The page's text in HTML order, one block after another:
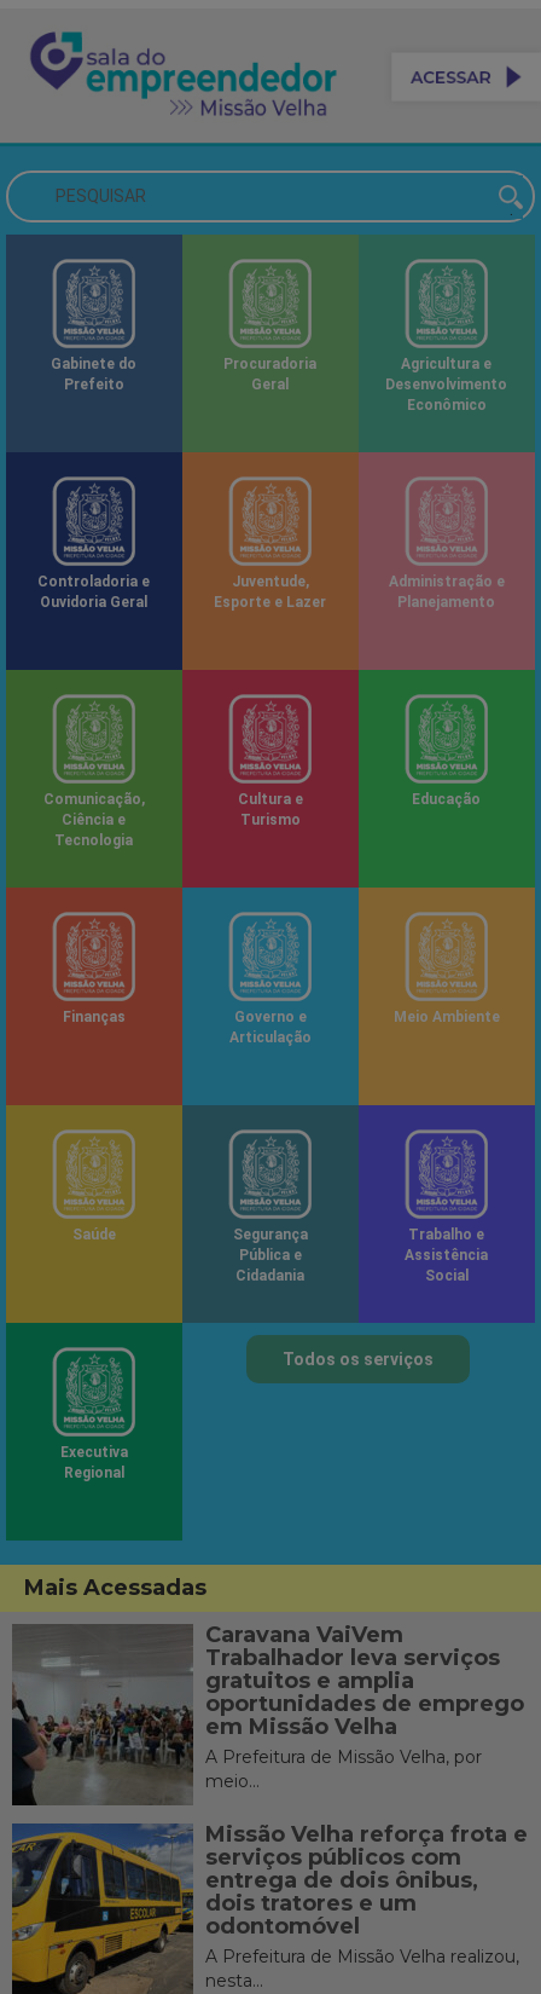
Gabinete do
Prefeito
Procuradoria
Geral
Agricultura e
Desenvolvimento
Econômico
Controladoria e
Ouvidoria Geral
Juventude,
Esporte e Lazer
Administração e
Planejamento
Comunicação,
Ciência e
Tecnologia
Cultura e
Turismo
Educação
Finanças
Governo e
Articulação
Meio Ambiente
Saúde
Segurança
Pública e
Cidadania
Trabalho e
Assistência
Social
Executiva
Regional
Todos os serviços
Mais Acessadas
Caravana VaiVem
Trabalhador leva serviços
gratuitos e amplia
oportunidades de emprego
em Missão Velha
A Prefeitura de Missão Velha, por
meio...
Missão Velha reforça frota e
serviços públicos com
entrega de dois ônibus,
dois tratores e um
odontomóvel
A Prefeitura de Missão Velha realizou,
nesta...